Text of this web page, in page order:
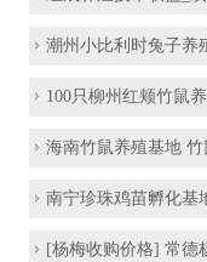
潮州小比利时兔子养
100只柳州红颊竹鼠
海南竹鼠养殖基地
南宁珍珠鸡苗孵化基
[杨梅收购价格] 常德